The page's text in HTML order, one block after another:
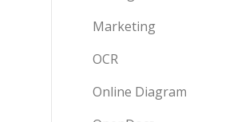
Marketing
OCR
Online Diagram